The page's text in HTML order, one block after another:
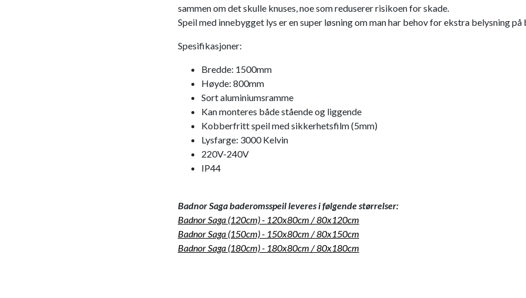
sammen om det skulle knuses, noe som reduserer risikoen for skade.
Speil med innebygget lys er en super løsning om man har behov for ekstra belysning
Spesifikasjoner:
Bredde: 1500mm
Høyde: 800mm
Sort aluminiumsramme
Kan monteres både stående og liggende
Kobberfritt speil med sikkerhetsfilm (5mm)
Lysfarge: 3000 Kelvin
220V-240V
IP44
Badnor Saga baderomsspeil leveres i følgende størrelser:
Badnor Saga (120cm) - 120x80cm / 80x120cm
Badnor Saga (150cm) - 150x80cm / 80x150cm
Badnor Saga (180cm) - 180x80cm / 80x180cm